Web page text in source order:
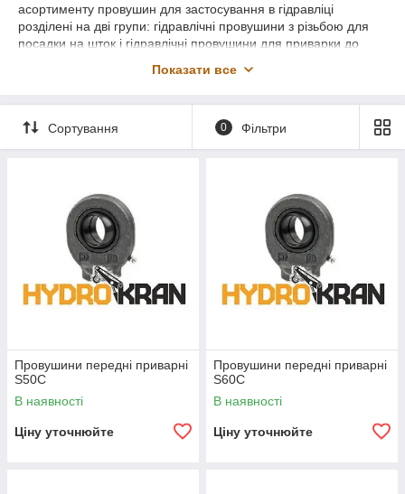
асортименту провушин для застосування в гідравліці
розділені на дві групи: гідравлічні провушини з різьбою для
посадки на шток і гідравлічні провушини для приварки до
провушина штока гідроциліндра. Штокові провушини можуть
Існують різні версії роботи стандартних сферичних
підшипників: сталь по сталі, сталь по бронзі, сталь по
виконанні сталь по сталі і використовуються там, де мають
місце змінні навантаження. Провушини з підшипниками по
сталі необхідно змащувати, тому всі вони виготовлені з
мастильним ніпелем. Ці провушини виготовлені і розроблені
особливо для штоків і гідроциліндрів, де необхідна
максимальна міцність кріплення.
Показати все
Сортування 0 Фільтри
Провушини передні приварні
S50C
В наявності
Ціну уточнюйте
Провушини передні приварні
S60C
В наявності
Ціну уточнюйте